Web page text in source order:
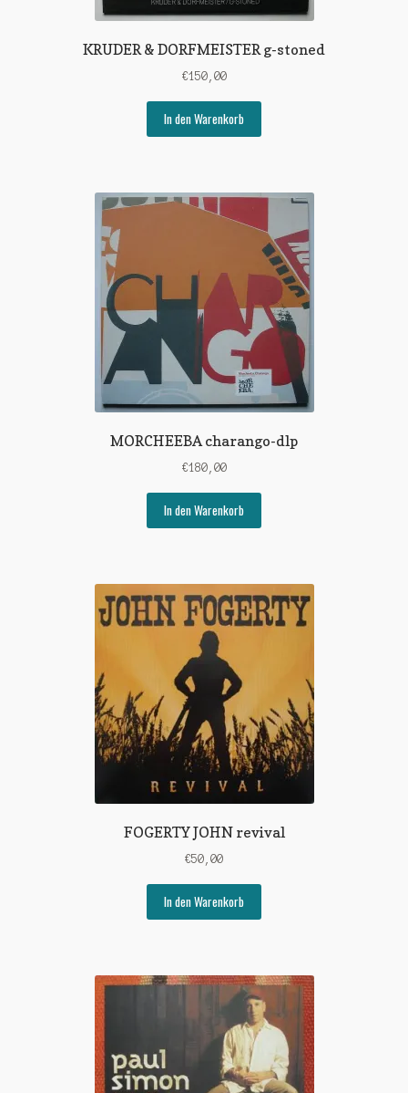
KRUDER & DORFMEISTER g-stoned
€150,00
In den Warenkorb
MORCHEEBA charango-dlp
€180,00
In den Warenkorb
FOGERTY JOHN revival
€50,00
In den Warenkorb